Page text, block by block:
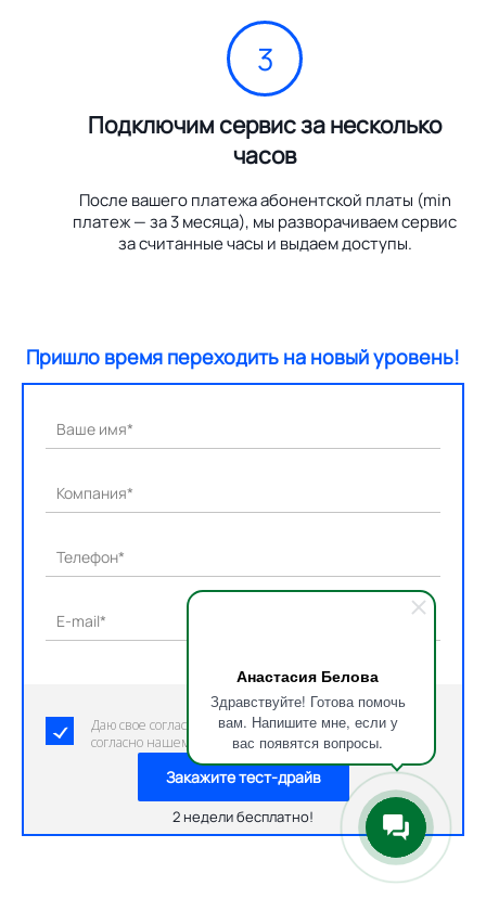
Анастасия Белова
Здравствуйте! Готова помочь
вам. Напишите мне, если у
вас появятся вопросы.
3
Подключим сервис за несколько
часов
После вашего платежа абонентской платы (min
платеж — за 3 месяца), мы разворачиваем сервис
за считанные часы и выдаем доступы.
Пришло время переходить на новый уровень!
Ваше имя*
Компания*
Телефон*
E-mail*
Даю свое согласие на обработку персональных данных
согласно нашему пользовательскому соглашению.
Закажите тест-драйв
2 недели бесплатно!